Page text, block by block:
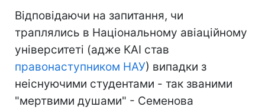
Відповідаючи на запитання, чи
траплялись в Національному авіаційному
університеті (адже КАІ став
правонаступником НАУ) випадки з
неіснуючими студентами - так званими
"мертвими душами" - Семенова